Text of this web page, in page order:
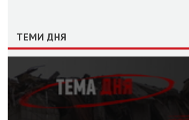
ТЕМИ ДНЯ